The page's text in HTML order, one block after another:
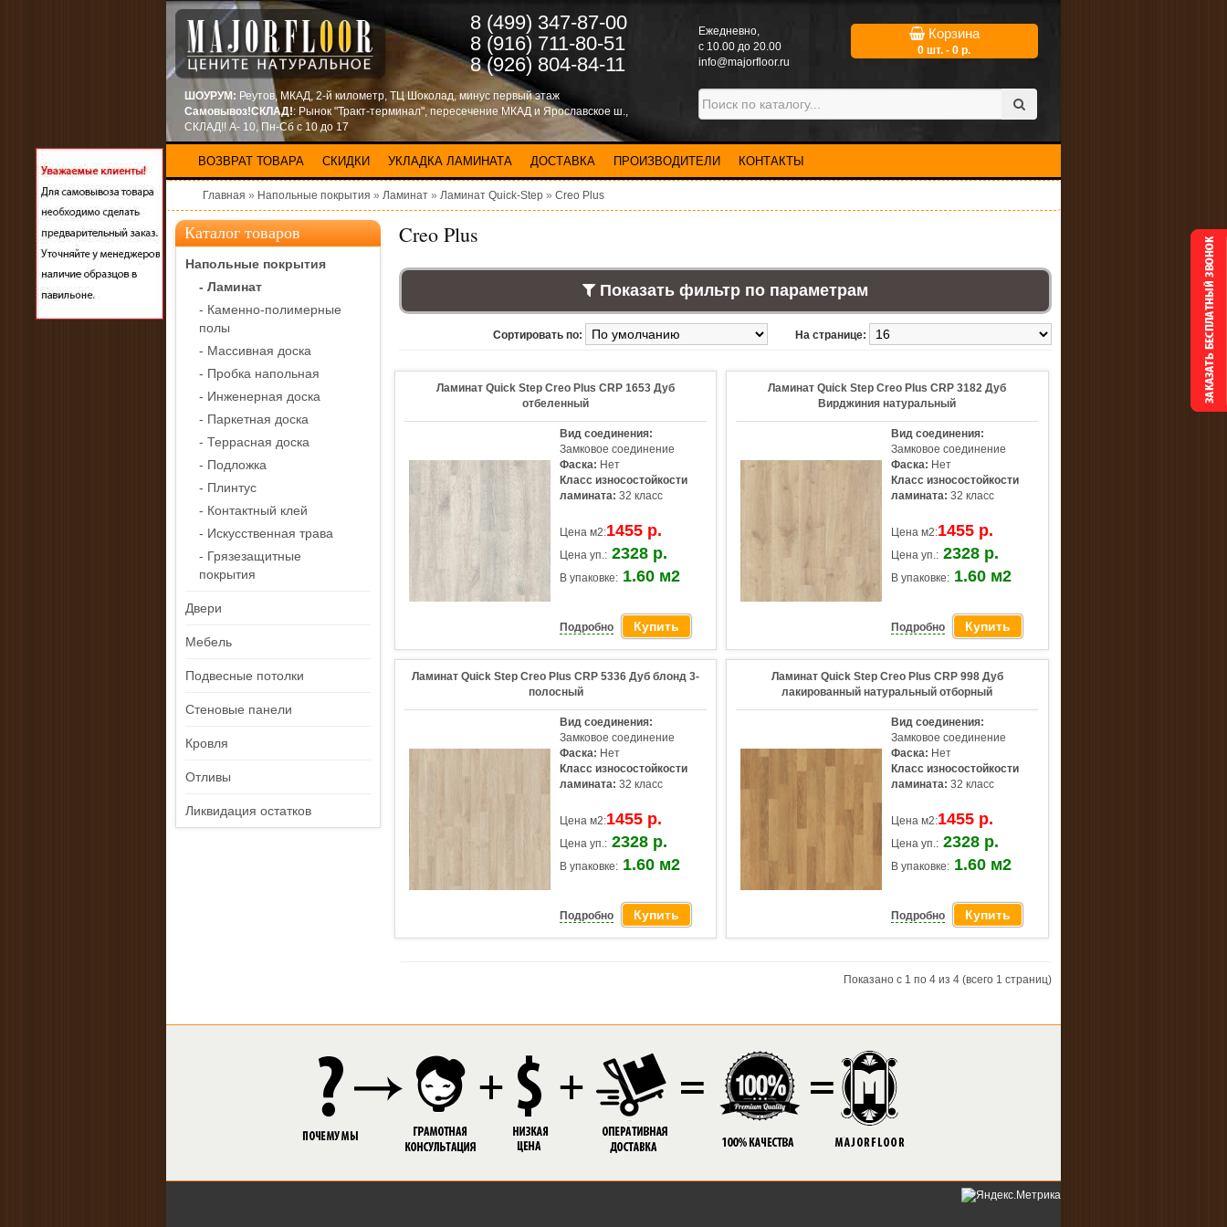
8 (499) 347-87-00
8 (916) 711-80-51
8 (926) 804-84-11
Eжедневно,
с 10.00 до 20.00
info@majorfloor.ru
Корзина
0 шт. - 0 р.
ШОУРУМ: Реутов, МКАД, 2-й километр, ТЦ Шоколад, минус первый этаж
Самовывоз!СКЛАД!: Рынок "Тракт-терминал", пересечение МКАД и Ярославское ш.,
СКЛАД!! А- 10, Пн-Сб с 10 до 17
ВОЗВРАТ ТОВАРА СКИДКИ УКЛАДКА ЛАМИНАТА ДОСТАВКА ПРОИЗВОДИТЕЛИ КОНТАКТЫ
Главная » Напольные покрытия » Ламинат » Ламинат Quick-Step » Creo Plus
Каталог товаров
Напольные покрытия
- Ламинат
- Каменно-полимерные
полы
- Массивная доска
- Пробка напольная
- Инженерная доска
- Паркетная доска
- Террасная доска
- Подложка
- Плинтус
- Контактный клей
- Искусственная трава
- Грязезащитные
покрытия
Двери
Мебель
Подвесные потолки
Стеновые панели
Кровля
Отливы
Ликвидация остатков
Creo Plus
Показать фильтр по параметрам
На странице:
Сортировать по:
Ламинат Quick Step Creo Plus CRP 1653 Дуб
отбеленный
Вид соединения:
Замковое соединение
Фаска: Нет
Класс износостойкости
ламината: 32 класс
Цена м2:1455 р.
Цена уп.: 2328 р.
В упаковке: 1.60 м2
Подробно Купить
Ламинат Quick Step Creo Plus CRP 3182 Дуб
Вирджиния натуральный
Вид соединения:
Замковое соединение
Фаска: Нет
Класс износостойкости
ламината: 32 класс
Цена м2:1455 р.
Цена уп.: 2328 р.
В упаковке: 1.60 м2
Подробно Купить
Ламинат Quick Step Creo Plus CRP 5336 Дуб блонд 3-
полосный
Вид соединения:
Замковое соединение
Фаска: Нет
Класс износостойкости
ламината: 32 класс
Цена м2:1455 р.
Цена уп.: 2328 р.
В упаковке: 1.60 м2
Подробно Купить
Ламинат Quick Step Creo Plus CRP 998 Дуб
лакированный натуральный отборный
Вид соединения:
Замковое соединение
Фаска: Нет
Класс износостойкости
ламината: 32 класс
Цена м2:1455 р.
Цена уп.: 2328 р.
В упаковке: 1.60 м2
Подробно Купить
Показано с 1 по 4 из 4 (всего 1 страниц)